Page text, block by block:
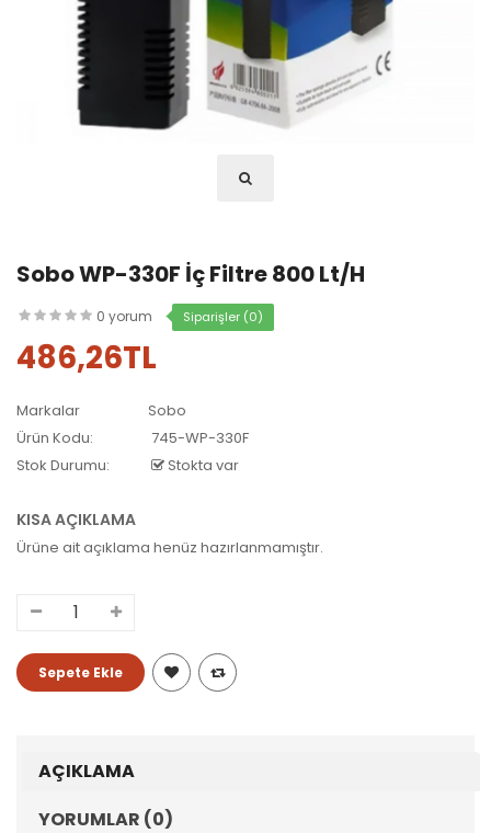
Sobo WP-330F İç Filtre 800 Lt/h
0 yorum Siparişler (0)
486,26TL
Markalar
Sobo
Ürün Kodu:
745-WP-330F
Stok Durumu:
Stokta var
KISA AÇIKLAMA
Ürüne ait açıklama henüz hazırlanmamıştır.
AÇIKLAMA
YORUMLAR (0)